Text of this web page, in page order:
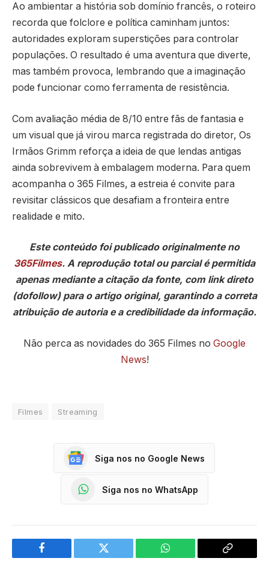
Ao ambientar a história sob domínio francês, o roteiro
recorda que folclore e política caminham juntos:
autoridades exploram superstições para controlar
populações. O resultado é uma aventura que diverte,
mas também provoca, lembrando que a imaginação
pode funcionar como ferramenta de resistência.
Com avaliação média de 8/10 entre fãs de fantasia e
um visual que já virou marca registrada do diretor, Os
Irmãos Grimm reforça a ideia de que lendas antigas
ainda sobrevivem à embalagem moderna. Para quem
acompanha o 365 Filmes, a estreia é convite para
revisitar clássicos que desafiam a fronteira entre
realidade e mito.
Este conteúdo foi publicado originalmente no
365Filmes. A reprodução total ou parcial é permitida
apenas mediante a citação da fonte, com link direto
(dofollow) para o artigo original, garantindo a correta
atribuição de autoria e a credibilidade da informação.
Não perca as novidades do 365 Filmes no Google
News!
Filmes Streaming
Siga nos no Google News
Siga nos no WhatsApp
Facebook Twitter WhatsApp Copy